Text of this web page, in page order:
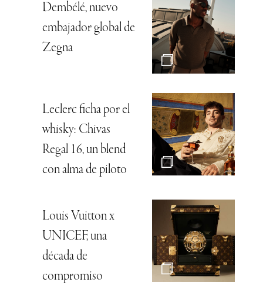
Dembélé, nuevo
embajador global de
Zegna
Leclerc ficha por el
whisky: Chivas
Regal 16, un blend
con alma de piloto
Louis Vuitton x
UNICEF, una
década de
compromiso